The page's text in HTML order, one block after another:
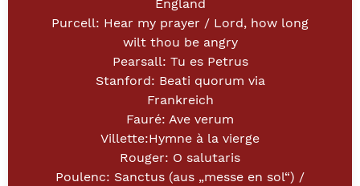
England
Purcell: Hear my prayer / Lord, how long
wilt thou be angry
Pearsall: Tu es Petrus
Stanford: Beati quorum via
Frankreich
Fauré: Ave verum
Villette:Hymne à la vierge
Rouger: O salutaris
Poulenc: Sanctus (aus „messe en sol“) /